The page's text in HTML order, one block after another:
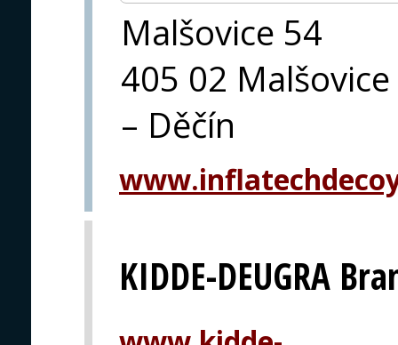
Malšovice 54
405 02 Malšovice
– Děčín
KIDDE-DEUGRA